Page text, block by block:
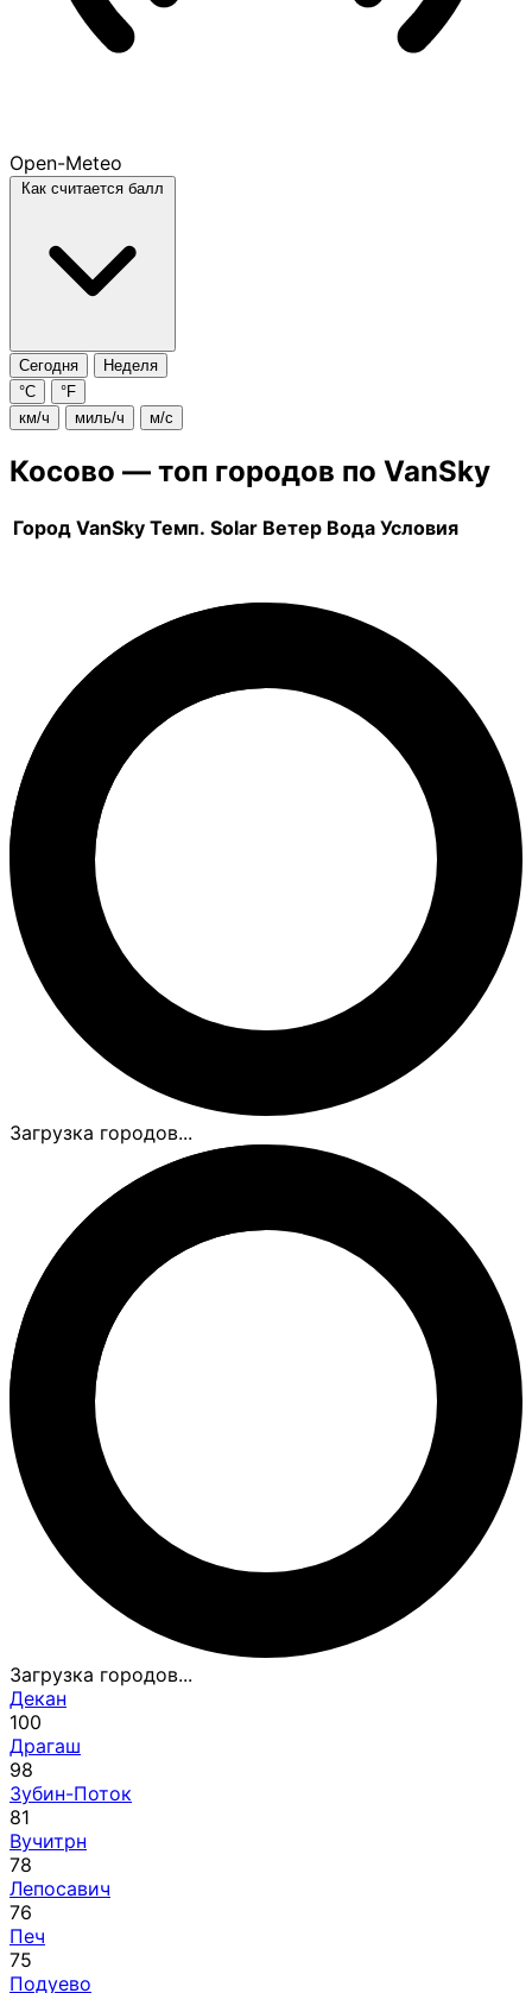
Open-Meteo
Как считается балл
Сегодня
Неделя
°C
°F
км/ч
миль/ч м/с
Косово — топ городов по VanSky
Город VanSky Темп. Solar Ветер Вода Условия
Загрузка городов...
Загрузка городов...
Декан
100
Драгаш
98
Зубин-Поток
81
Вучитрн
78
Лепосавич
76
Печ
75
Подуево